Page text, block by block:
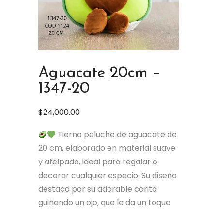
Aguacate 20cm –
1347-20
$24,000.00
Tierno peluche de aguacate de
20 cm, elaborado en material suave
y afelpado, ideal para regalar o
decorar cualquier espacio. Su diseño
destaca por su adorable carita
guiñando un ojo, que le da un toque